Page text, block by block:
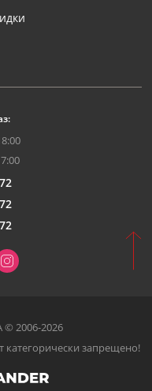
2006-2026
запрещено!